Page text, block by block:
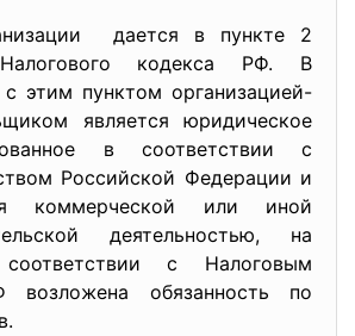
дается в пункте 2
кодекса РФ. В
с этим пунктом организацией-
является юридическое
в соответствии с
Российской Федерации и
коммерческой или иной
деятельностью, на
с Налоговым
возложена обязанность по